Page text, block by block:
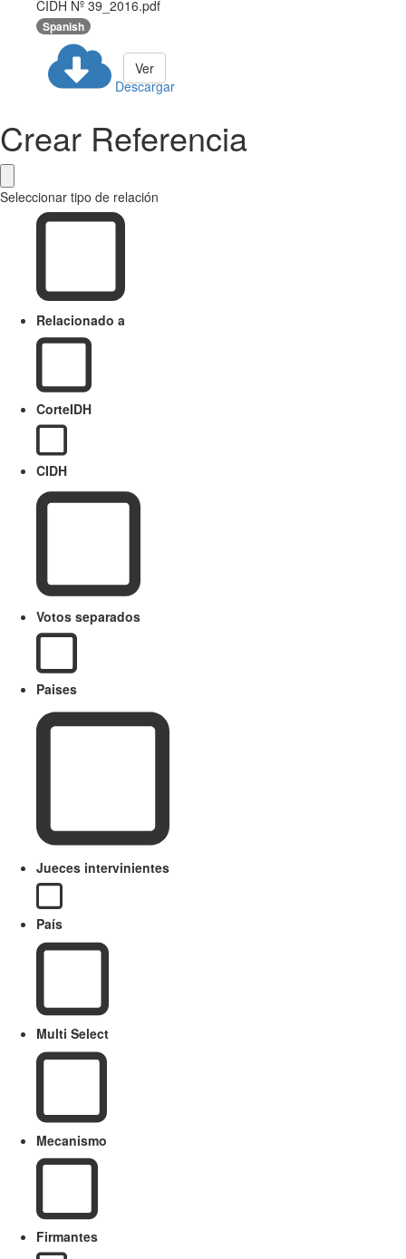
CIDH Nº 39_2016.pdf
Spanish
Descargar
Ver
Crear Referencia
Seleccionar tipo de relación
Relacionado a
CorteIDH
CIDH
Votos separados
Paises
Jueces intervinientes
País
Multi Select
Mecanismo
Firmantes